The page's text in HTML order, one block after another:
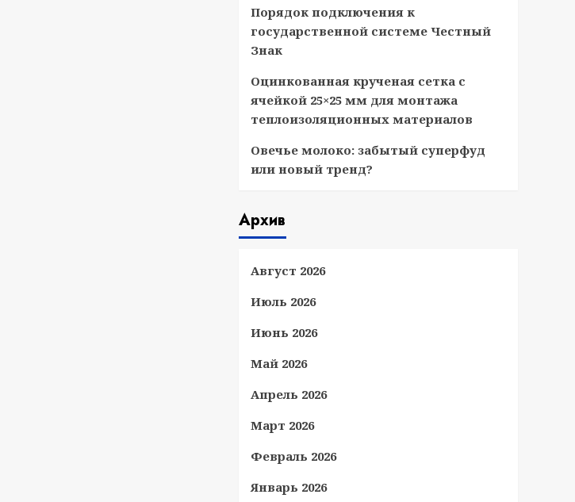
Порядок подключения к
государственной системе Честный
Знак
Оцинкованная крученая сетка с
ячейкой 25×25 мм для монтажа
теплоизоляционных материалов
Овечье молоко: забытый суперфуд
или новый тренд?
Архив
Август 2026
Июль 2026
Июнь 2026
Май 2026
Апрель 2026
Март 2026
Февраль 2026
Январь 2026